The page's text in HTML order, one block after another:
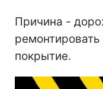
Причина -
покрытие.